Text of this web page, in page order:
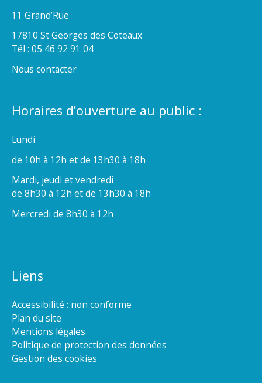
11 Grand’Rue
17810 St Georges des Coteaux
Tél : 05 46 92 91 04
Nous contacter
Horaires d’ouverture au public :
Lundi
de 10h à 12h et de 13h30 à 18h
Mardi, jeudi et vendredi
de 8h30 à 12h et de 13h30 à 18h
Mercredi de 8h30 à 12h
Liens
Accessibilité : non conforme
Plan du site
Mentions légales
Politique de protection des données
Gestion des cookies